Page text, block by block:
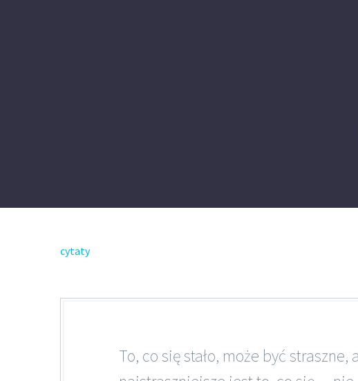
cytaty
To, co się stało, może być straszne,